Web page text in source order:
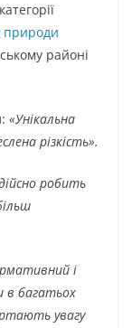
природи
районі
«Унікальна
різкість».
робить
і
в багатьох
увагу